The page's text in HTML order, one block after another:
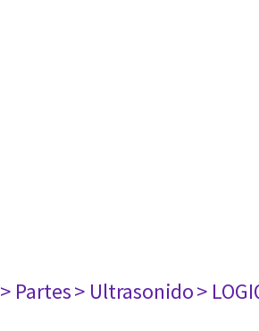
> Partes> Ultrasonido>